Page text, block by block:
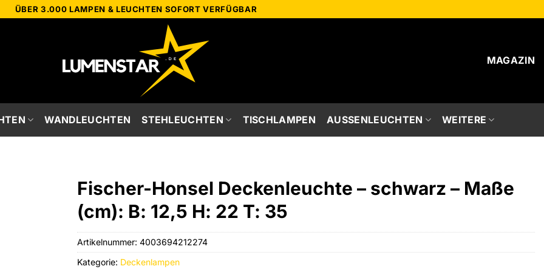
ÜBER 3.000 LAMPEN & LEUCHTEN SOFORT VERFÜGBAR
MAGAZIN
WANDLEUCHTEN STEHLEUCHTEN TISCHLAMPEN AUSSENLEUCHTEN WEITERE
Fischer-Honsel Deckenleuchte – schwarz – Maße
(cm): B: 12,5 H: 22 T: 35
Artikelnummer: 4003694212274
Kategorie: Deckenlampen